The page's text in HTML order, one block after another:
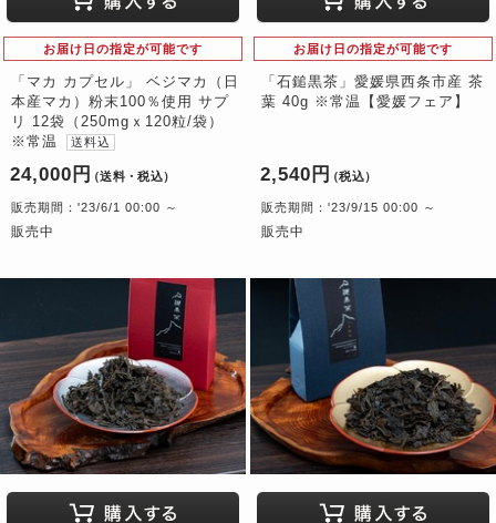
お届け日の指定が可能です
「マカ カプセル」 ベジマカ（日
本産マカ）粉末100％使用 サプ
リ 12袋（250mgｘ120粒/袋）
※常温
送料込
24,000円 （送料・税込）
販売期間：'23/6/1 00:00 ～
販売中
お届け日の指定が可能です
「石鎚黒茶」愛媛県西条市産 茶
葉 40g ※常温【愛媛フェア】
2,540円 （税込）
販売期間：'23/9/15 00:00 ～
販売中